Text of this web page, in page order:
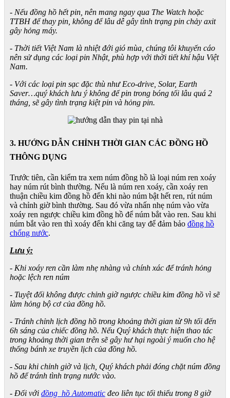
- Nếu đồng hồ hết pin, nên mang ngay qua The Watch hoặc
TTBH để thay pin, không để lâu dễ gây tình trạng pin chảy axit
gây hỏng máy.
- Thời tiết Việt Nam là nhiệt đới gió mùa, chúng tôi khuyến cáo
nên sử dụng các loại pin Nhật, phù hợp với thời tiết khí hậu Việt
Nam.
- Với các loại pin sạc đặc thù như Eco-drive, Solar, Earth
Saver…quý khách lưu ý không để pin trong bóng tối lâu quá 2
tháng, sẽ gây tình trạng kiệt pin và hỏng pin.
3. HƯỚNG DẪN CHỈNH THỜI GIAN CÁC ĐỒNG HỒ
THÔNG DỤNG
Trước tiên, cần kiểm tra xem núm đồng hồ là loại núm ren xoáy
hay núm rút bình thường. Nếu là núm ren xoáy, cần xoáy ren
thuận chiều kim đồng hồ đến khi nào núm bật hết ren, rút núm
và chỉnh giờ bình thường. Sau đó vừa nhấn nhẹ núm vào vừa
xoáy ren ngược chiều kim đồng hồ để núm bắt vào ren. Sau khi
núm bắt vào ren thì xoáy đến khi căng tay để đảm bảo đồng hồ
chống nước.
Lưu ý:
- Khi xoáy ren cần làm nhẹ nhàng và chính xác để tránh hỏng
hoặc lệch ren núm
- Tuyệt đối không được chỉnh giờ ngược chiều kim đồng hồ vì sẽ
làm hỏng bộ cơ của đồng hồ.
- Tránh chỉnh lịch đồng hồ trong khoảng thời gian từ 9h tối đến
6h sáng của chiếc đồng hồ. Nếu Quý khách thực hiện thao tác
trong khoảng thời gian trên sẽ gây hư hại ngoài ý muốn cho hệ
thống bánh xe truyền lịch của đồng hồ.
- Sau khi chỉnh giờ và lịch, Quý khách phải đóng chặt núm đồng
hồ để tránh tình trạng nước vào.
- Đối với đồng hồ Automatic đeo liên tục tối thiểu trong 8 giờ